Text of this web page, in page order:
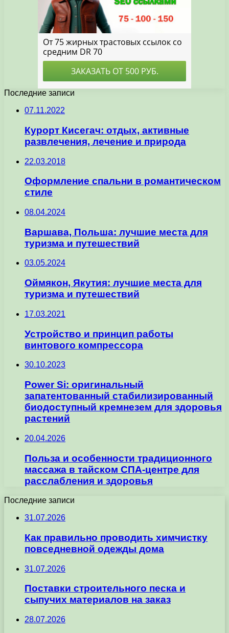
Последние записи
07.11.2022
Курорт Кисегач: отдых, активные
развлечения, лечение и природа
22.03.2018
Оформление спальни в романтическом
стиле
08.04.2024
Варшава, Польша: лучшие места для
туризма и путешествий
03.05.2024
Оймякон, Якутия: лучшие места для
туризма и путешествий
17.03.2021
Устройство и принцип работы
винтового компрессора
30.10.2023
Power Si: оригинальный
запатентованный стабилизированный
биодоступный кремнезем для здоровья
растений
20.04.2026
Польза и особенности традиционного
массажа в тайском СПА-центре для
расслабления и здоровья
Последние записи
31.07.2026
Как правильно проводить химчистку
повседневной одежды дома
31.07.2026
Поставки строительного песка и
сыпучих материалов на заказ
28.07.2026